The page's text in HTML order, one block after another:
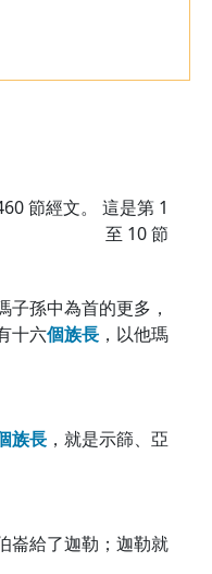
節經文。 這是第 1
至 10 節
子孫中為首的更多，
十六個族長 ，以他瑪
族長 ，就是示篩、亞
崙給了迦勒；迦勒就